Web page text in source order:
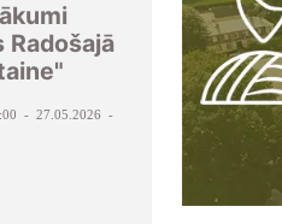
Radošajā
- 27.05.2026 -